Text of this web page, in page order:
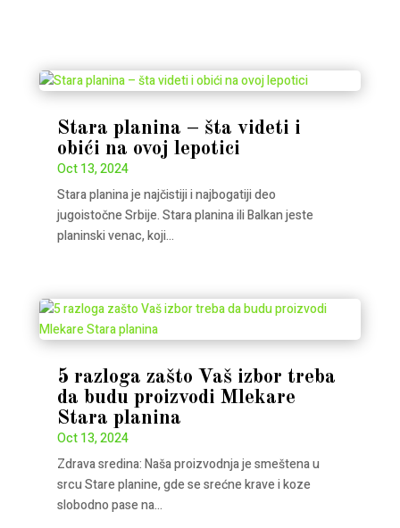
Stara planina – šta videti i
obići na ovoj lepotici
Oct 13, 2024
Stara planina je najčistiji i najbogatiji deo
jugoistočne Srbije. Stara planina ili Balkan jeste
planinski venac, koji...
5 razloga zašto Vaš izbor treba
da budu proizvodi Mlekare
Stara planina
Oct 13, 2024
Zdrava sredina: Naša proizvodnja je smeštena u
srcu Stare planine, gde se srećne krave i koze
slobodno pase na...